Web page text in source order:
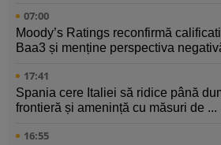
07:00
Moody’s Ratings reconfirmă
Baa3 și menține perspectiva
17:41
Spania cere Italiei să ridice până
frontieră și amenință cu măsuri de ...
16:55